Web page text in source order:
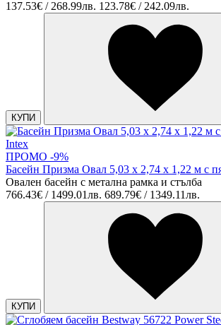
137.53€ / 268.99лв. 123.78€ / 242.09лв.
КУПИ
ПРОМО -9%
Басейн Призма Овал 5,03 х 2,74 х 1,22 м с
Овален басейн с метална рамка и стълба
766.43€ / 1499.01лв. 689.79€ / 1349.11лв.
КУПИ